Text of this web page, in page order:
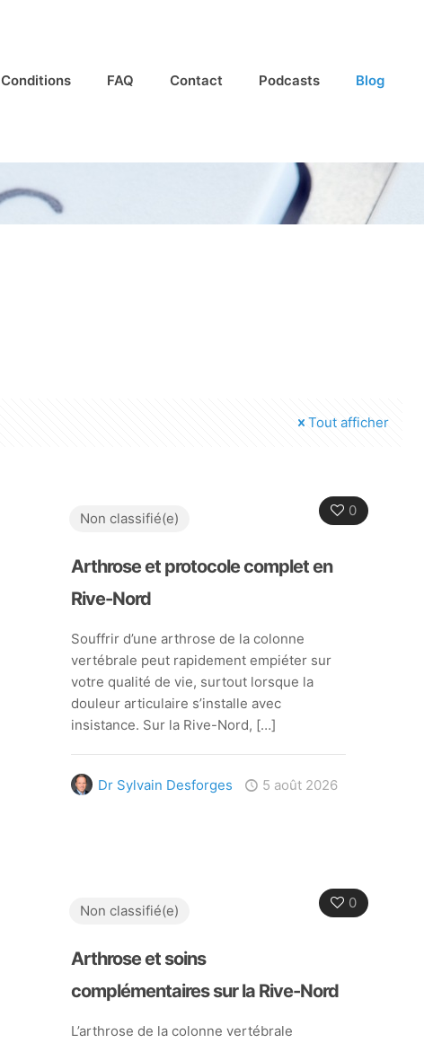
Conditions FAQ Contact Podcasts Blog
Tout afficher
0
Non classifié(e)
Arthrose et protocole complet en
Rive-Nord
Souffrir d’une arthrose de la colonne
vertébrale peut rapidement empiéter sur
votre qualité de vie, surtout lorsque la
douleur articulaire s’installe avec
insistance. Sur la Rive-Nord, […]
Dr Sylvain Desforges 5 août 2026
0
Non classifié(e)
Arthrose et soins
complémentaires sur la Rive-Nord
L’arthrose de la colonne vertébrale